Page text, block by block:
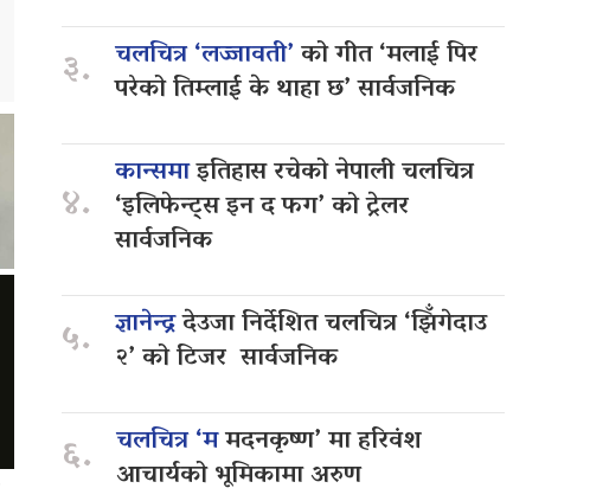
३. चलचित्र ‘लज्जावती’को गीत ‘मलाई पिर
परेको तिम्लाई के थाहा छ’ सार्वजनिक
४.
कान्समाइतिहास रचेको नेपाली चलचित्र
‘इलिफेन्ट्स इन द फग’ को ट्रेलर
सार्वजनिक
५. ज्ञानेन्द्रदेउजा निर्देशित चलचित्र ‘झिँगेदाउ
२’ को टिजर सार्वजनिक
६. चलचित्र ‘ममदनकृष्ण’ मा हरिवंश
आचार्यको भूमिकामा अरुण